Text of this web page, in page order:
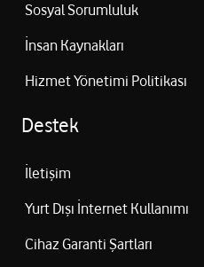
Sosyal Sorumluluk
İnsan Kaynakları
Hizmet Yönetimi Politikası
Destek
İletişim
Yurt Dışı İnternet Kullanımı
Cihaz Garanti Şartları